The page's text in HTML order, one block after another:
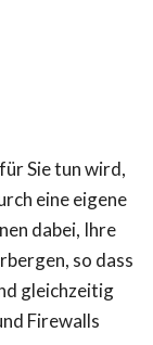
Sie tun wird,
eine eigene
dabei, Ihre
so dass
gleichzeitig
Firewalls